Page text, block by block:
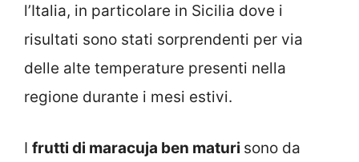
l’Italia, in particolare in Sicilia dove i
risultati sono stati sorprendenti per via
delle alte temperature presenti nella
regione durante i mesi estivi.
I frutti di maracuja ben maturi sono da